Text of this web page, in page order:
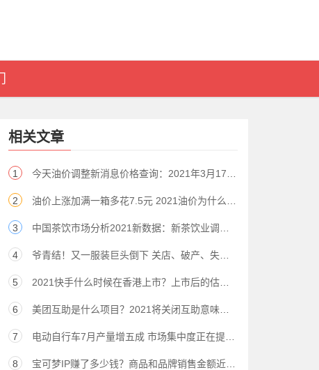
相关文章
1 今天油价调整新消息价格查询：2021年3月17日92号多少钱一升？
2 油价上涨加满一箱多花7.5元 2021油价为什么涨这么快？
3 中国茶饮市场分析2021新数据：新茶饮业调研报告原文解读
4 爷青结！又一服装巨头倒下 关店、破产、失信后 全场1折促销
5 2021快手什么时候在香港上市？上市后的估值是多少亿？
6 美团互助是什么项目？2021将关闭互助意味着什么？
7 电动自行车7月产量增五成 市场集中度正在提升（股）
8 宝可梦IP赚了多少钱？商品和品牌销售金额近1000亿美元